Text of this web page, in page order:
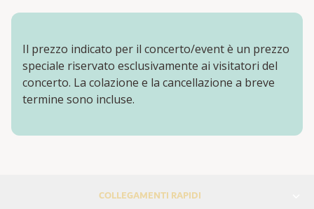
Il prezzo indicato per il concerto/event è un prezzo
speciale riservato esclusivamente ai visitatori del
concerto. La colazione e la cancellazione a breve
termine sono incluse.
COLLEGAMENTI RAPIDI